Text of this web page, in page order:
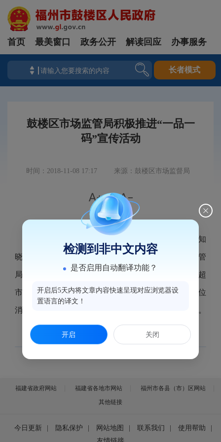
首页 最美窗口 政务公开 解读回应 办事服务
长者模式
鼓楼区市场监管局积极推进“一品一
码”宣传活动
时间：2018-11-08 17:17 来源：鼓楼区市场监督局
 | 
为推进“一品一码”追溯体系建设,提高鼓楼区群众知
晓度和商户使用率,2018年11月8日上午,鼓楼区市场监管
局配合省、市市场监督管理局在鼓楼区大儒世家永辉超
市开展“一品一码”推广和消费者体验活动。现场70多位
消费者咨询了解一品一码查询使用,共发放礼品40多份。
福建省政府网站 福建省各地市网站
福州市各县（市）区网站
其他链接
今日更新 隐私保护 网站地图 联系我们 使用帮助
检测到非中文内容
是否启用自动翻译功能？
开启后5天内将文章内容快速呈现对应浏览器设
置语言的译文！
开启 关闭